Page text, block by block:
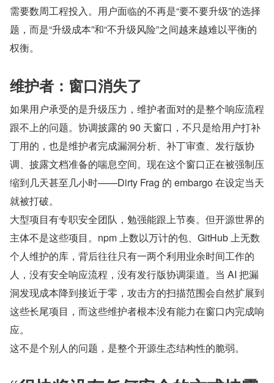
需要数周工程投入。用户面临的不再是“要不要升级”的选择
题，而是“升级成本”和“不升级风险”之间越来越难以平衡的
权衡。
维护者：窗口消失了
如果用户承受的是升级压力，维护者面对的是整个响应流程
跟不上的问题。协调披露的 90 天窗口，不只是给用户打补
丁用的，也是维护者完成漏洞分析、补丁审查、发行版协
调、披露文档准备的喘息空间。现在这个窗口正在被强制压
缩到几天甚至几小时——Dirty Frag 的 embargo 在设定当天
就被打破。
大型项目有专职安全团队，勉强能跟上节奏。但开源世界的
主体不是这些项目。npm 上数以万计的包、GitHub 上无数
个人维护的库，背后往往只有一两个利用业余时间工作的
人，没有安全响应流程，没有发行版协调渠道。当 AI 把漏
洞发现成本降到接近于零，攻击方的扫描范围会自然扩展到
这些长尾项目，而这些维护者根本没有能力在窗口内完成响
应。
这不是个别人的问题，是整个开源生态结构性的脆弱。